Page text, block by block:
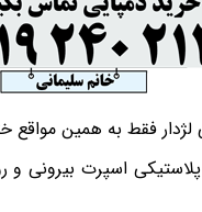
لژدار فقط به همین مواقع
اسپرت بیرونی و